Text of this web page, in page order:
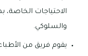
الاحتياجات الخاصة،
والسلوكي.
يقوم فريق من